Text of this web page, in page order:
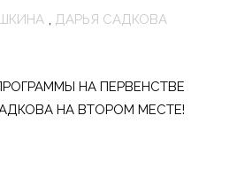
, ДАРЬЯ САДКОВА
НА ПЕРВЕНСТВЕ
НА ВТОРОМ МЕСТЕ!